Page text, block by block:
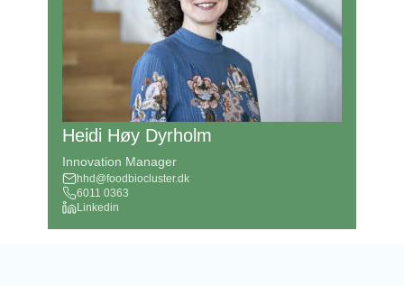
Heidi Høy Dyrholm
Innovation Manager
hhd@foodbiocluster.dk
6011 0363
Linkedin